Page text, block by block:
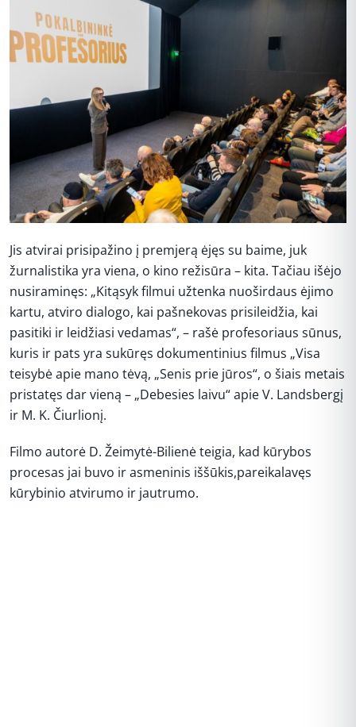
Jis atvirai prisipažino į premjerą ėjęs su baime, juk
žurnalistika yra viena, o kino režisūra – kita. Tačiau išėjo
nusiraminęs: „Kitąsyk filmui užtenka nuoširdaus ėjimo
kartu, atviro dialogo, kai pašnekovas prisileidžia, kai
pasitiki ir leidžiasi vedamas“, – rašė profesoriaus sūnus,
kuris ir pats yra sukūręs dokumentinius filmus „Visa
teisybė apie mano tėvą, „Senis prie jūros“, o šiais metais
pristatęs dar vieną – „Debesies laivu“ apie V. Landsbergį
ir M. K. Čiurlionį.
Filmo autorė D. Žeimytė-Bilienė teigia, kad kūrybos
procesas jai buvo ir asmeninis iššūkis,pareikalavęs
kūrybinio atvirumo ir jautrumo.